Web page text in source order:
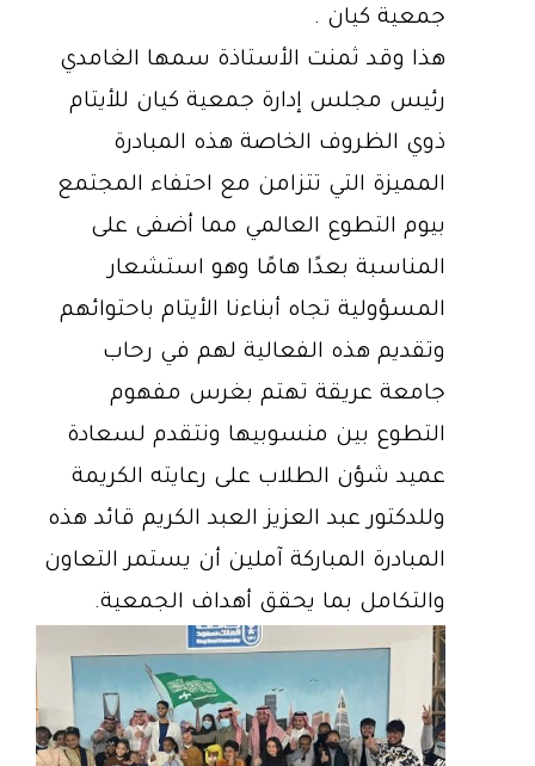
جمعية كيان .
هذا وقد ثمنت الأستاذة سمها الغامدي
رئيس مجلس إدارة جمعية كيان للأيتام
ذوي الظروف الخاصة هذه المبادرة
المميزة التي تتزامن مع احتفاء المجتمع
بيوم التطوع العالمي مما أضفى على
المناسبة بعدًا هامًا وهو استشعار
المسؤولية تجاه أبناءنا الأيتام باحتوائهم
وتقديم هذه الفعالية لهم في رحاب
جامعة عريقة تهتم بغرس مفهوم
التطوع بين منسوبيها ونتقدم لسعادة
عميد شؤن الطلاب على رعايته الكريمة
وللدكتور عبد العزيز العبد الكريم قائد هذه
المبادرة المباركة آملين أن يستمر التعاون
والتكامل بما يحقق أهداف الجمعية.